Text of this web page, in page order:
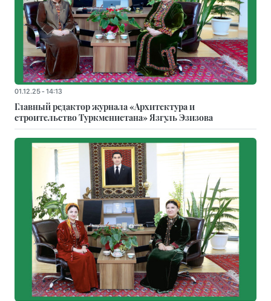
01.12.25 - 14:13
Главный редактор журнала «Архитектура и
строительство Туркменистана» Язгуль Эзизова